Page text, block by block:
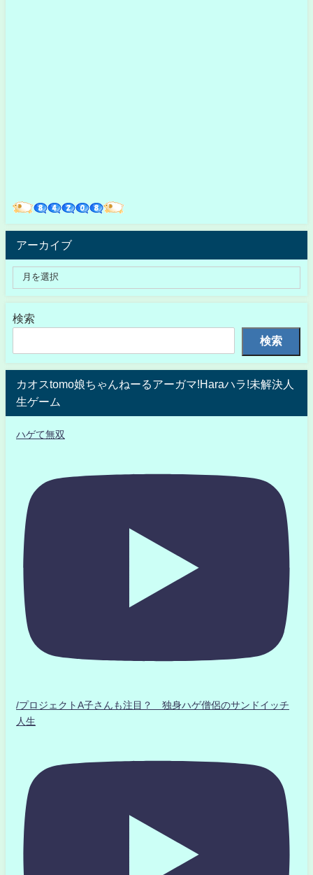
アーカイブ
検索
検索
カオスtomo娘ちゃんねーるアーガマ!Haraハラ!未解決人
生ゲーム
ハゲて無双
/プロジェクトA子さんも注目？ 独身ハゲ僧侶のサンドイッチ
人生